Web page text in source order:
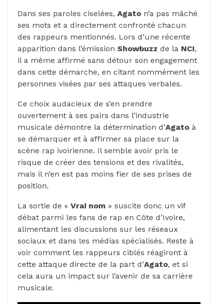
Dans ses paroles ciselées, Agato n’a pas mâché
ses mots et a directement confronté chacun
des rappeurs mentionnés. Lors d’une récente
apparition dans l’émission Showbuzz de la NCI,
il a même affirmé sans détour son engagement
dans cette démarche, en citant nommément les
personnes visées par ses attaques verbales.
Ce choix audacieux de s’en prendre
ouvertement à ses pairs dans l’industrie
musicale démontre la détermination d’Agato à
se démarquer et à affirmer sa place sur la
scène rap ivoirienne. Il semble avoir pris le
risque de créer des tensions et des rivalités,
mais il n’en est pas moins fier de ses prises de
position.
La sortie de « Vrai nom » suscite donc un vif
débat parmi les fans de rap en Côte d’Ivoire,
alimentant les discussions sur les réseaux
sociaux et dans les médias spécialisés. Reste à
voir comment les rappeurs ciblés réagiront à
cette attaque directe de la part d’Agato, et si
cela aura un impact sur l’avenir de sa carrière
musicale.